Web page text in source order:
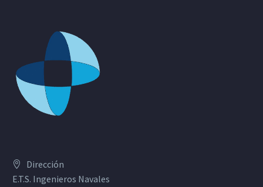
Dirección
E.T.S. Ingenieros Navales